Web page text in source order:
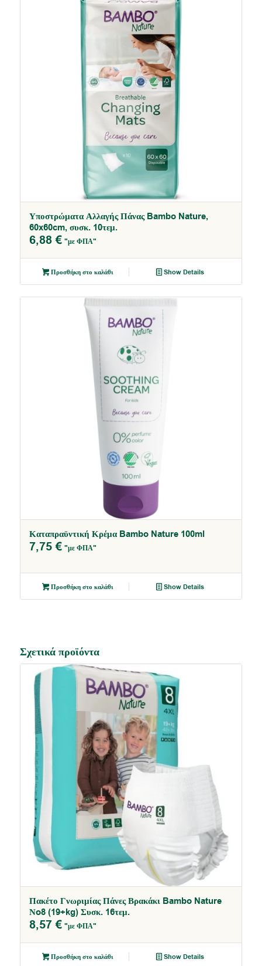
4.86
Υποστρώματα Αλλαγής Πάνας Bambo Nature,
60x60cm, συσκ. 10τεμ.
6,88€ "με ΦΠΑ"
Προσθήκη στο καλάθι Show Details
5.00
Καταπραϋντική Κρέμα Bambo Nature 100ml
7,75€ "με ΦΠΑ"
Προσθήκη στο καλάθι Show Details
Σχετικά προϊόντα
Πακέτο Γνωριμίας Πάνες Βρακάκι Bambo Nature
Νo8 (19+kg) Συσκ. 16τεμ.
8,57€ "με ΦΠΑ"
Προσθήκη στο καλάθι Show Details